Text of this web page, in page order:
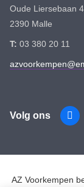
Oude Liersebaan 4
2390 Malle
T: 03 380 20 11
Volg ons
AZ Voorkempen